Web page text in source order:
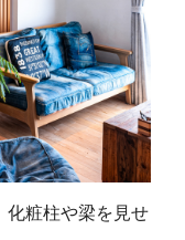
化粧柱や梁を見せ